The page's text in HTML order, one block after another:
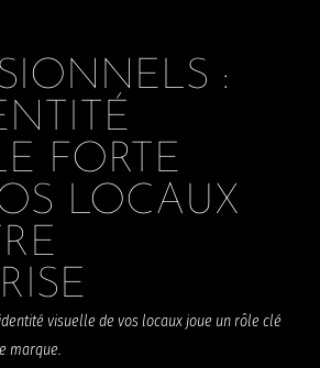
:
FORTE
LOCAUX
visuelle de vos locaux joue un rôle clé
marque.